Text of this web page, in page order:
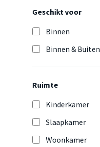
Geschikt voor
Binnen
Binnen & Buiten
Ruimte
Kinderkamer
Slaapkamer
Woonkamer